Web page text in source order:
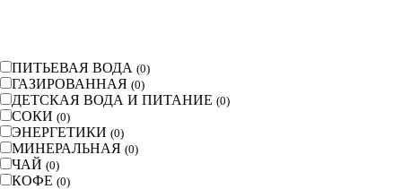
ПИТЬЕВАЯ ВОДА (0)
ГАЗИРОВАННАЯ (0)
ДЕТСКАЯ ВОДА И ПИТАНИЕ (0)
СОКИ (0)
ЭНЕРГЕТИКИ (0)
МИНЕРАЛЬНАЯ (0)
ЧАЙ (0)
КОФЕ (0)